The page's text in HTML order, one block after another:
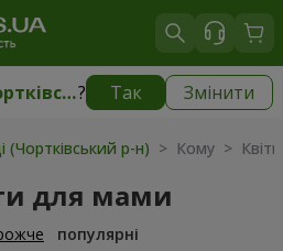
Ланівці (Чортківський р-н)? Так Змінити
р-н)| 1435 грн
(Чортківський р-н) > Кому > Квіти
для мами
популярні